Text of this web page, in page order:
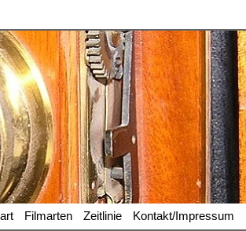
Filmarten Zeitlinie Kontakt/Impressum